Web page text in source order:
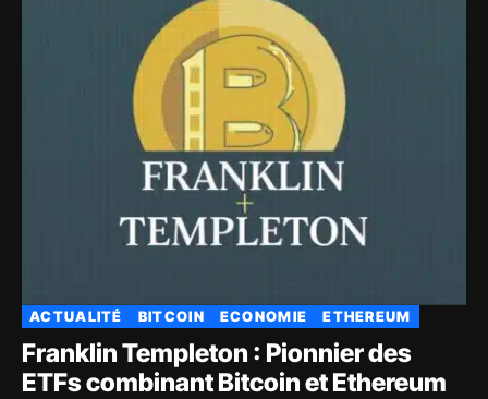
ACTUALITÉ BITCOIN ECONOMIE ETHEREUM
Franklin Templeton : Pionnier des
ETFs combinant Bitcoin et Ethereum